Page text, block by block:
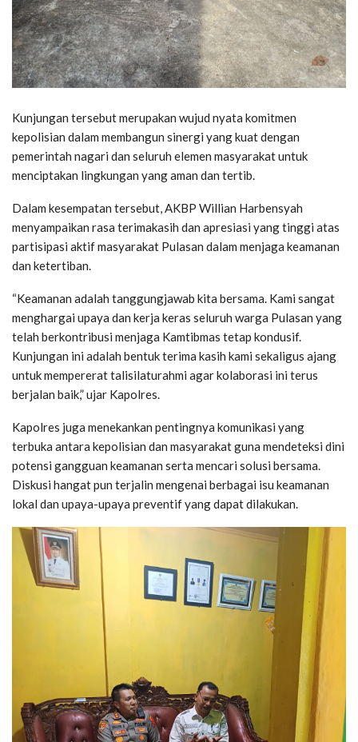
Kunjungan tersebut merupakan wujud nyata komitmen
kepolisian dalam membangun sinergi yang kuat dengan
pemerintah nagari dan seluruh elemen masyarakat untuk
menciptakan lingkungan yang aman dan tertib.
Dalam kesempatan tersebut, AKBP Willian Harbensyah
menyampaikan rasa terimakasih dan apresiasi yang tinggi atas
partisipasi aktif masyarakat Pulasan dalam menjaga keamanan
dan ketertiban.
“Keamanan adalah tanggungjawab kita bersama. Kami sangat
menghargai upaya dan kerja keras seluruh warga Pulasan yang
telah berkontribusi menjaga Kamtibmas tetap kondusif.
Kunjungan ini adalah bentuk terima kasih kami sekaligus ajang
untuk mempererat talisilaturahmi agar kolaborasi ini terus
berjalan baik,” ujar Kapolres.
Kapolres juga menekankan pentingnya komunikasi yang
terbuka antara kepolisian dan masyarakat guna mendeteksi dini
potensi gangguan keamanan serta mencari solusi bersama.
Diskusi hangat pun terjalin mengenai berbagai isu keamanan
lokal dan upaya-upaya preventif yang dapat dilakukan.